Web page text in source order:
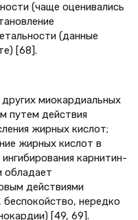
(чаще оценивались
(данные
[68].
миокардиальных
путем действия
жирных кислот;
жирных кислот в
карнитин-
обладает
действиями
беспокойство, нередко
[49, 69].